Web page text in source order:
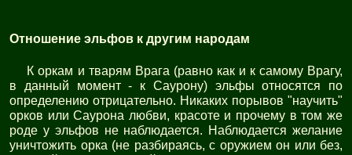
Отношение эльфов к другим народам
К оркам и тварям Врага (равно как и к самому Врагу,
в данный момент - к Саурону) эльфы относятся по
определению отрицательно. Никаких порывов "научить"
орков или Саурона любви, красоте и прочему в том же
роде у эльфов не наблюдается. Наблюдается желание
уничтожить орка (не разбираясь, с оружием он или без,